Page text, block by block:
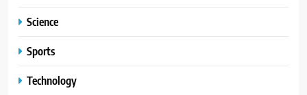
Science
Sports
Technology